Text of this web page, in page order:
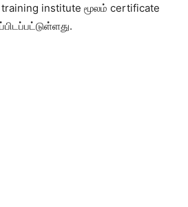
training institute மூலம் certificate